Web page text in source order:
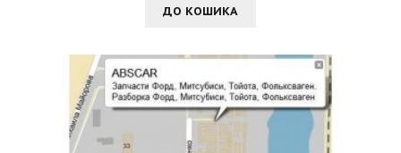
ДО КОШИКА